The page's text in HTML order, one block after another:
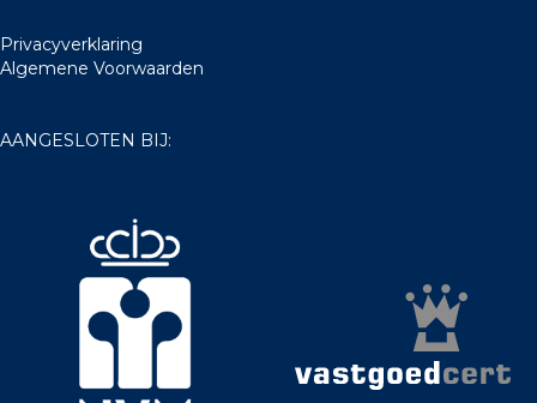
Privacyverklaring
Algemene Voorwaarden
AANGESLOTEN BIJ: